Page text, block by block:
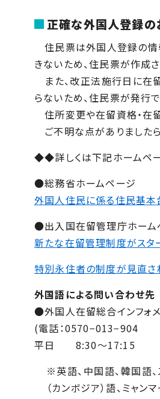
正確な外国人登録の
住民票は外国人登録の情
きないため、住民票が作成
また、改正法施行日に在
らないため、住民票が発行
住所変更や在留資格・在
ご不明な点がありました
◆◆詳しくは下記ホームペ
●総務省ホームページ
外国人住民に係る住民基本
●出入国在留管理庁ホーム
新たな在留管理制度がスタ
特別永住者の制度が見直さ
外国語による問い合わせ先
●外国人在留総合インフォ
(電話：0570−013−904
平日 8:30〜17:15
※英語、中国語、韓国語、
（カンボジア）語、ミャン